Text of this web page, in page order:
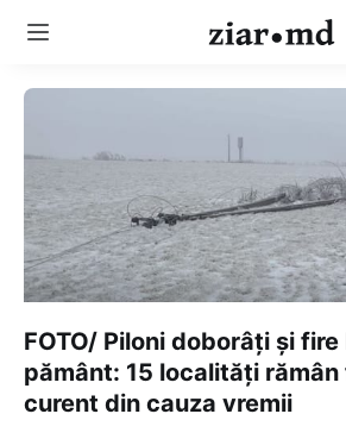
FOTO/ Piloni doborâți și fire
pământ: 15 localități rămân
curent din cauza vremii